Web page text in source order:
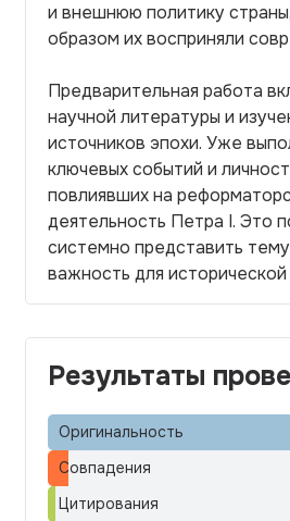
и внешнюю политику
образом их восприняли
Предварительная работа
научной литературы и
источников эпохи. Уже
ключевых событий и
повлиявших на
деятельность Петра I. Это
системно представить
важность для исторической
Результаты
Оригинальность
Совпадения
Цитирования